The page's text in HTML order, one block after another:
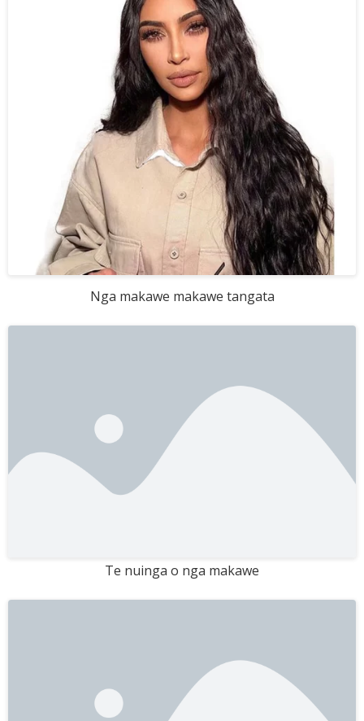
Nga makawe makawe tangata
Te nuinga o nga makawe